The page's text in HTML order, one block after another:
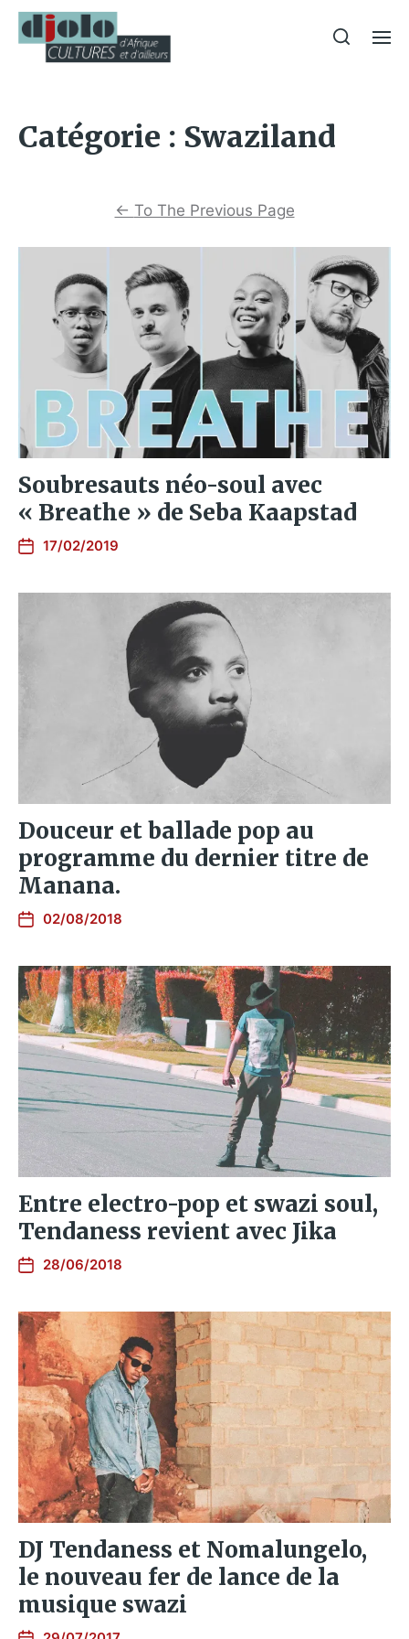
Catégorie : Swaziland
← To The Previous Page
Soubresauts néo-soul avec
« Breathe » de Seba Kaapstad
17/02/2019
Douceur et ballade pop au
programme du dernier titre de
Manana.
02/08/2018
Entre electro-pop et swazi soul,
Tendaness revient avec Jika
28/06/2018
DJ Tendaness et Nomalungelo,
le nouveau fer de lance de la
musique swazi